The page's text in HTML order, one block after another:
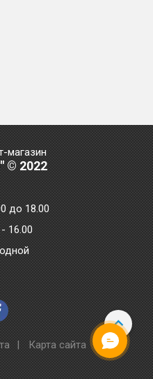
магазин
© 2022
до 18.00
16.00
| Карта сайта